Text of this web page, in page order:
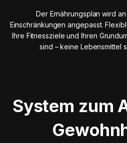
Der Ernährungsplan wird
Einschränkungen angepasst.
Ihre Fitnessziele und Ihren
sind – keine Lebensmittel
System zum